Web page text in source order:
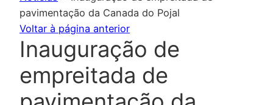
pavimentação da Canada do Pojal
Voltar à página anterior
Inauguração de
empreitada de